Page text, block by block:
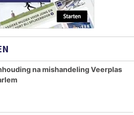
na mishandeling Veerplas